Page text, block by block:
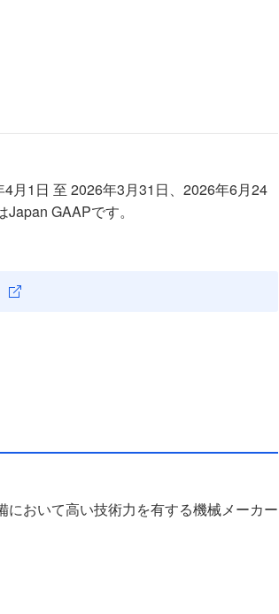
月1日 至 2026年3月31日、2026年6月24
GAAPです。
おいて高い技術力を有する機械メーカー